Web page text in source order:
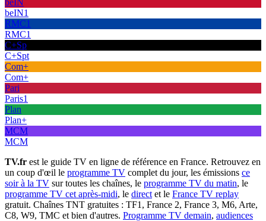
beIN
beIN1
RMC1
RMC1
C+Sp
C+Spt
Com+
Com+
Pari
Paris1
Plan
Plan+
MCM
MCM
TV.fr est le guide TV en ligne de référence en France. Retrouvez en
un coup d'œil le programme TV complet du jour, les émissions ce
soir à la TV sur toutes les chaînes, le programme TV du matin, le
programme TV cet après-midi, le direct et le France TV replay
gratuit. Chaînes TNT gratuites : TF1, France 2, France 3, M6, Arte,
C8, W9, TMC et bien d'autres. Programme TV demain, audiences